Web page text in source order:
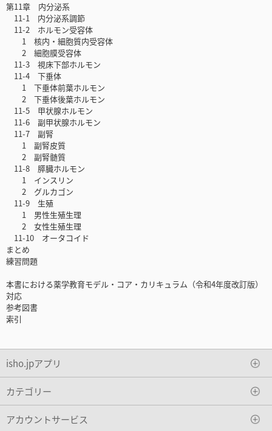
第11章 内分泌系
11-1 内分泌系調節
11-2 ホルモン受容体
1 核内・細胞質内受容体
2 細胞膜受容体
11-3 視床下部ホルモン
11-4 下垂体
1 下垂体前葉ホルモン
2 下垂体後葉ホルモン
11-5 甲状腺ホルモン
11-6 副甲状腺ホルモン
11-7 副腎
1 副腎皮質
2 副腎髄質
11-8 膵臓ホルモン
1 インスリン
2 グルカゴン
11-9 生殖
1 男性生殖生理
2 女性生殖生理
11-10 オータコイド
まとめ
練習問題
本書における薬学教育モデル・コア・カリキュラム（令和4年度改訂版）
対応
参考図書
索引
isho.jpアプリ
カテゴリー
アカウントサービス